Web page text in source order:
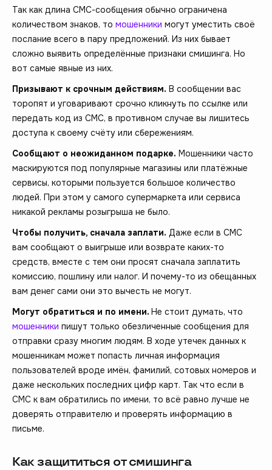
Так как длина СМС-сообщения обычно ограничена
количеством знаков, то мошенники могут уместить своё
послание всего в пару предложений. Из них бывает
сложно выявить определённые признаки смишинга. Но
вот самые явные из них.
Призывают к срочным действиям. В сообщении вас
торопят и уговаривают срочно кликнуть по ссылке или
передать код из СМС, в противном случае вы лишитесь
доступа к своему счёту или сбережениям.
Сообщают о неожиданном подарке. Мошенники часто
маскируются под популярные магазины или платёжные
сервисы, которыми пользуется большое количество
людей. При этом у самого супермаркета или сервиса
никакой рекламы розыгрыша не было.
Чтобы получить, сначала заплати. Даже если в СМС
вам сообщают о выигрыше или возврате каких-то
средств, вместе с тем они просят сначала заплатить
комиссию, пошлину или налог. И почему-то из обещанных
вам денег сами они это вычесть не могут.
Могут обратиться и по имени. Не стоит думать, что
мошенники пишут только обезличенные сообщения для
отправки сразу многим людям. В ходе утечек данных к
мошенникам может попасть личная информация
пользователей вроде имён, фамилий, сотовых номеров и
даже нескольких последних цифр карт. Так что если в
СМС к вам обратились по имени, то всё равно лучше не
доверять отправителю и проверять информацию в
письме.
Как защититься от смишинга